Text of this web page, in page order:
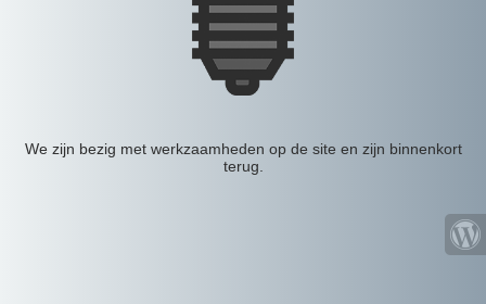
We zijn bezig met werkzaamheden op de site en zijn binnenkort
terug.